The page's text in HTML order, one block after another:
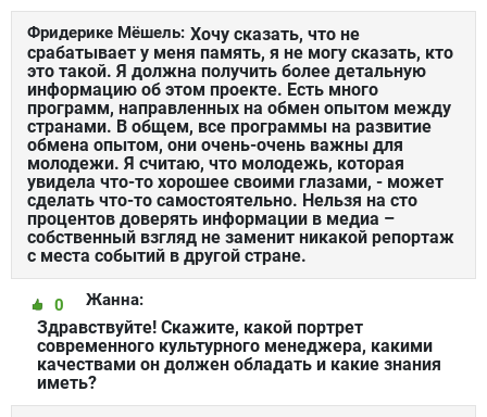
Фридерике Мёшель: Хочу сказать, что не
срабатывает у меня память, я не могу сказать, кто
это такой. Я должна получить более детальную
информацию об этом проекте. Есть много
программ, направленных на обмен опытом между
странами. В общем, все программы на развитие
обмена опытом, они очень-очень важны для
молодежи. Я считаю, что молодежь, которая
увидела что-то хорошее своими глазами, - может
сделать что-то самостоятельно. Нельзя на сто
процентов доверять информации в медиа –
собственный взгляд не заменит никакой репортаж
с места событий в другой стране.
Жанна:
0
Здравствуйте! Скажите, какой портрет
современного культурного менеджера, какими
качествами он должен обладать и какие знания
иметь?